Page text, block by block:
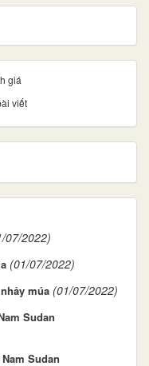
giá
viết
07/2022)
(01/07/2022)
múa (01/07/2022)
Sudan
Sudan